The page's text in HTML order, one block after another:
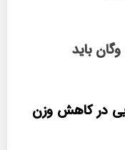
باید
در کاهش وزن